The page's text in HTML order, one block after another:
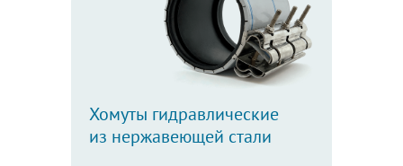
Хомуты гидравлические
из нержавеющей стали